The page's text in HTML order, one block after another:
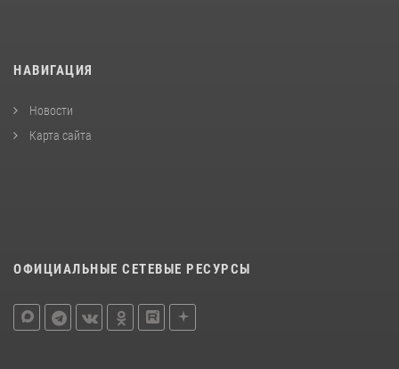
НАВИГАЦИЯ
Новости
Карта сайта
ОФИЦИАЛЬНЫЕ СЕТЕВЫЕ РЕСУРСЫ